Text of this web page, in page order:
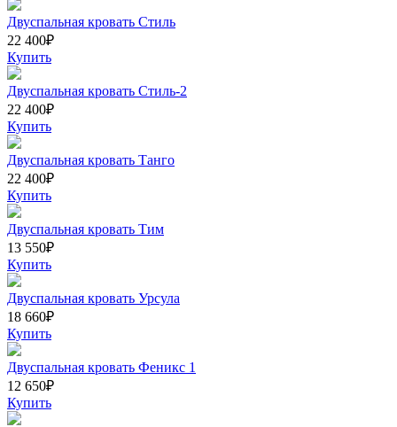
Двуспальная кровать Стиль
22 400₽
Купить
Двуспальная кровать Стиль-2
22 400₽
Купить
Двуспальная кровать Танго
22 400₽
Купить
Двуспальная кровать Тим
13 550₽
Купить
Двуспальная кровать Урсула
18 660₽
Купить
Двуспальная кровать Феникс 1
12 650₽
Купить